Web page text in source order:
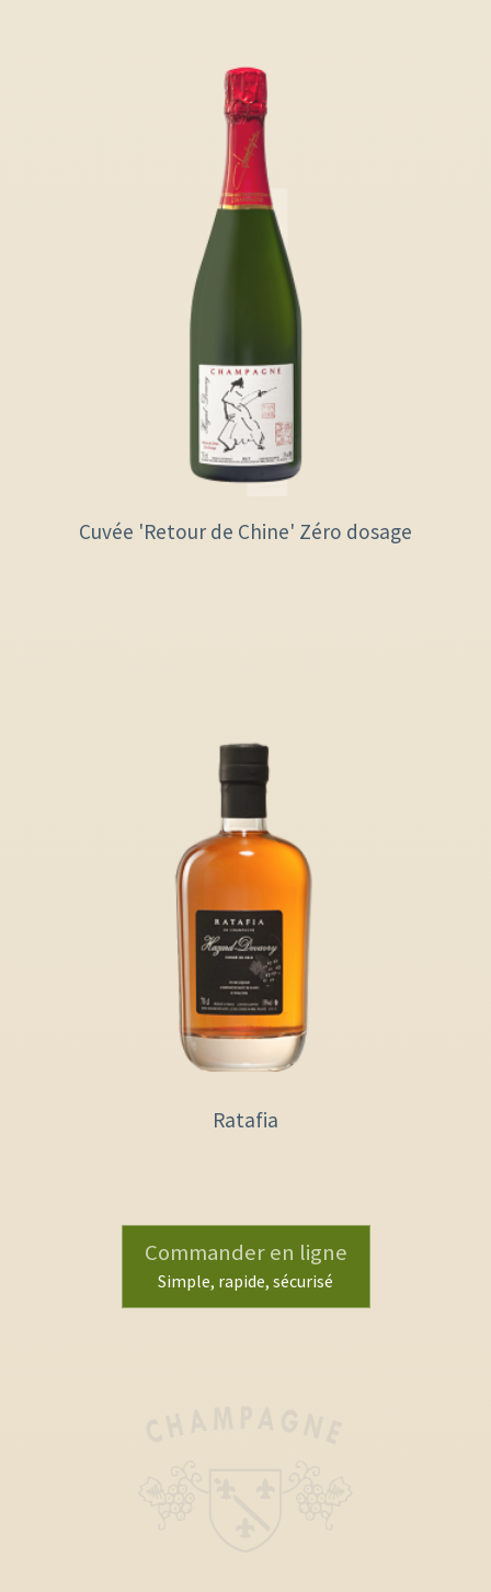
Cuvée 'Retour de Chine' Zéro dosage
Ratafia
Commander en ligne
Simple, rapide, sécurisé